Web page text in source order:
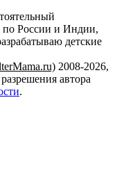
по России и Индии,
детские
2008-2026,
автора
.